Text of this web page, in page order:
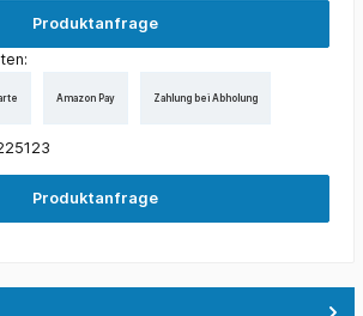
Produktanfrage
Amazon Pay Zahlung bei Abholung
Produktanfrage